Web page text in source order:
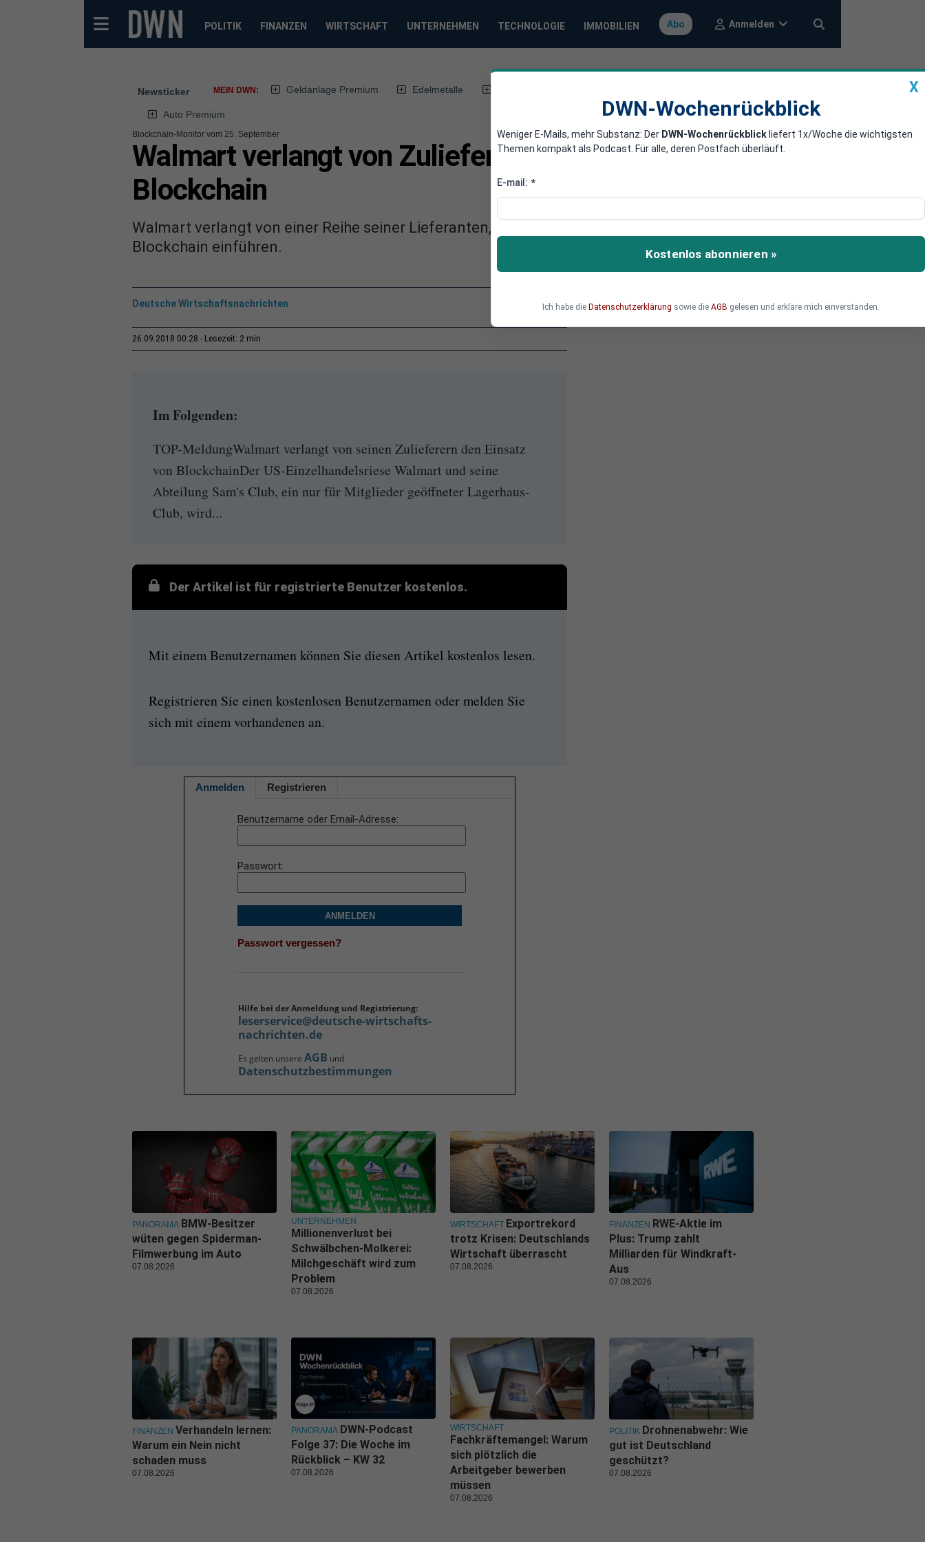
POLITIK FINANZEN WIRTSCHAFT UNTERNEHMEN TECHNOLOGIE IMMOBILIEN Abo Anmelden
Newsticker MEIN DWN: Geldanlage Premium Edelmetalle
Auto Premium
Blockchain-Monitor vom 25. September
Walmart verlangt von Zulieferern den Einsatz von
Blockchain
Walmart verlangt von einer Reihe seiner Lieferanten, dass sie bis September 2019 Tracking per
Blockchain einführen.
Deutsche Wirtschaftsnachrichten
26.09.2018 00:28 Lesezeit: 2 min
Im Folgenden:
TOP-MeldungWalmart verlangt von seinen Zulieferern den Einsatz
von BlockchainDer US-Einzelhandelsriese Walmart und seine
Abteilung Sam's Club, ein nur für Mitglieder geöffneter Lagerhaus-
Club, wird...
Der Artikel ist für registrierte Benutzer kostenlos.
Mit einem Benutzernamen können Sie diesen Artikel kostenlos lesen.
Registrieren Sie einen kostenlosen Benutzernamen oder melden Sie
sich mit einem vorhandenen an.
Anmelden Registrieren
Benutzername oder Email-Adresse
Passwort
ANMELDEN
Passwort vergessen?
Hilfe bei der Anmeldung und Registrierung:
leserservice@deutsche-wirtschafts-
nachrichten.de
Es gelten unsere AGB und
Datenschutzbestimmungen
X
DWN-Wochenrückblick
Weniger E-Mails, mehr Substanz: Der DWN-Wochenrückblick liefert 1x/Woche die wichtigsten
Themen kompakt als Podcast. Für alle, deren Postfach überläuft.
E-mail: *
Kostenlos abonnieren »
Ich habe die Datenschutzerklärung sowie die AGB gelesen und erkläre mich einverstanden.
PANORAMA BMW-Besitzer
wüten gegen Spiderman-
Filmwerbung im Auto
07.08.2026
UNTERNEHMEN
Millionenverlust bei
Schwälbchen-Molkerei:
Milchgeschäft wird zum
Problem
07.08.2026
WIRTSCHAFT Exportrekord
trotz Krisen: Deutschlands
Wirtschaft überrascht
07.08.2026
FINANZEN RWE-Aktie im
Plus: Trump zahlt
Milliarden für Windkraft-
Aus
07.08.2026
FINANZEN Verhandeln lernen:
Warum ein Nein nicht
schaden muss
07.08.2026
PANORAMA DWN-Podcast
Folge 37: Die Woche im
Rückblick – KW 32
07.08.2026
WIRTSCHAFT
Fachkräftemangel: Warum
sich plötzlich die
Arbeitgeber bewerben
müssen
07.08.2026
POLITIK Drohnenabwehr: Wie
gut ist Deutschland
geschützt?
07.08.2026